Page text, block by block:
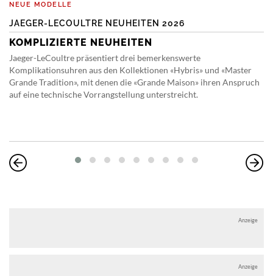
NEUE MODELLE
JAEGER-LECOULTRE NEUHEITEN 2026
KOMPLIZIERTE NEUHEITEN
Jaeger-LeCoultre präsentiert drei bemerkenswerte
Komplikationsuhren aus den Kollektionen «Hybris» und «Master
Grande Tradition», mit denen die «Grande Maison» ihren Anspruch
auf eine technische Vorrangstellung unterstreicht.
Anzeige
Anzeige